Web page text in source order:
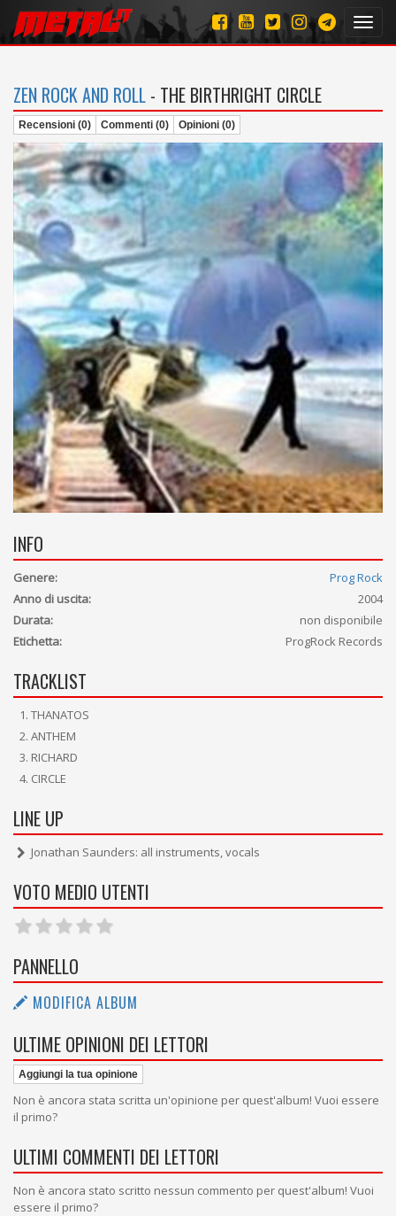
ZEN ROCK AND ROLL - THE BIRTHRIGHT CIRCLE
Recensioni (0) Commenti (0) Opinioni (0)
INFO
Genere:
Prog Rock
Anno di uscita:
2004
Durata:
non disponibile
Etichetta:
ProgRock Records
TRACKLIST
THANATOS
ANTHEM
RICHARD
CIRCLE
LINE UP
Jonathan Saunders: all instruments, vocals
VOTO MEDIO UTENTI
PANNELLO
MODIFICA ALBUM
ULTIME OPINIONI DEI LETTORI
Aggiungi la tua opinione
Non è ancora stata scritta un'opinione per quest'album! Vuoi essere
il primo?
ULTIMI COMMENTI DEI LETTORI
Non è ancora stato scritto nessun commento per quest'album! Vuoi
essere il primo?